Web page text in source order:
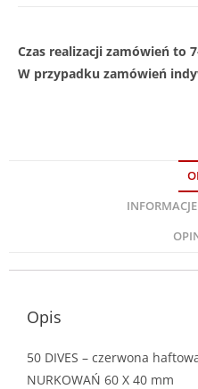
Czas realizacji zamówień to
W przypadku zamówień
Opis
50 DIVES – czerwona
NURKOWAŃ 60 X 40 mm